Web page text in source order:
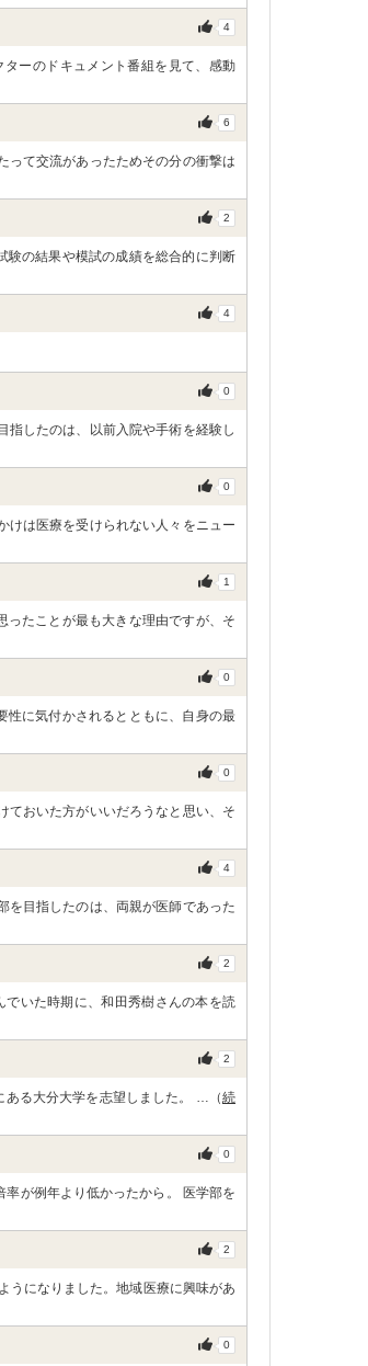
4
ーのドキュメント番組を見て、感動
6
って交流があったためその分の衝撃は
2
験の結果や模試の成績を総合的に判断
4
0
指したのは、以前入院や手術を経験し
0
けは医療を受けられない人々をニュー
1
たことが最も大きな理由ですが、そ
0
性に気付かされるとともに、自身の最
0
ておいた方がいいだろうなと思い、そ
4
を目指したのは、両親が医師であった
2
いた時期に、和田秀樹さんの本を読
2
ある大分大学を志望しました。 …（続
0
が例年より低かったから。 医学部を
2
うになりました。地域医療に興味があ
0